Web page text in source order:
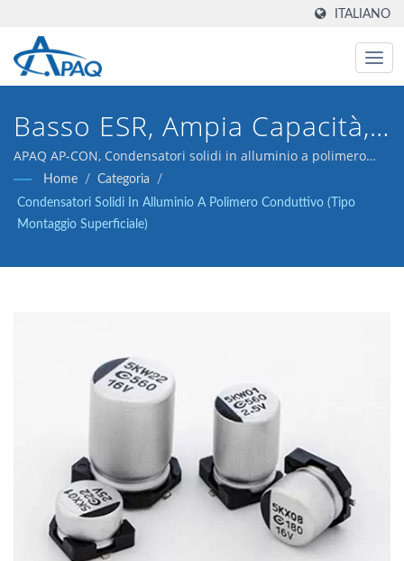
ITALIANO
Basso ESR, Ampia Capacità,
Alta Tensione, Condensatore
Ad Alta Affidabilità, AP-CON,
SMD, V-Chip
APAQ AP-CON, Condensatori solidi in alluminio a polimero
conduttivo (tipo montaggio superficiale), SMD
Home / Categoria
/
Condensatori Solidi In Alluminio A Polimero Conduttivo (tipo
Montaggio Superficiale)